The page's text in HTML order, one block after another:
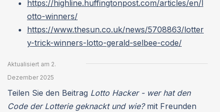
https://highline.huffingtonpost.com/articles/en/l
otto-winners/
https://www.thesun.co.uk/news/5708863/lotter
y-trick-winners-lotto-gerald-selbee-code/
Aktualisiert am 2.
Dezember 2025
Teilen Sie den Beitrag Lotto Hacker - wer hat den
Code der Lotterie geknackt und wie?mit Freunden